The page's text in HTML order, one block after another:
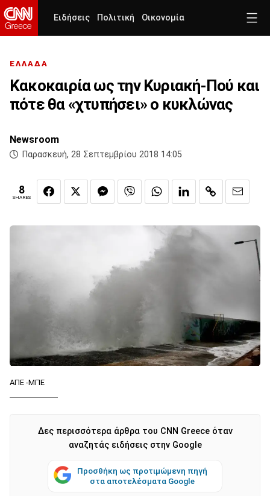
Ειδήσεις Πολιτική Οικονομία
ΕΛΛΑΔΑ
Κακοκαιρία ως την Κυριακή-Πού και
πότε θα «χτυπήσει» ο κυκλώνας
Newsroom
Παρασκευή, 28 Σεπτεμβρίου 2018 14:05
8
SHARES
ΑΠΕ -ΜΠΕ
Δες περισσότερα άρθρα του CNN Greece όταν
αναζητάς ειδήσεις στην Google
Προσθήκη ως προτιμώμενη πηγή
στα αποτελέσματα Google